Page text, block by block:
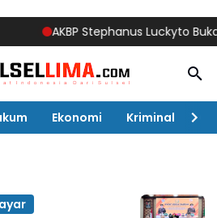
AKBP Stephanus Luckyto Buka
Ekonomi Kriminal